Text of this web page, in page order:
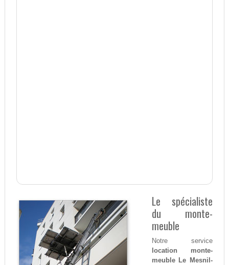
Le spécialiste
du monte-
meuble
Notre service
location monte-
meuble Le Mesnil-